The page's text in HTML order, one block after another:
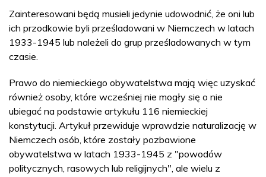
Zainteresowani będą musieli jedynie udowodnić, że oni lub
ich przodkowie byli prześladowani w Niemczech w latach
1933-1945 lub należeli do grup prześladowanych w tym
czasie.
Prawo do niemieckiego obywatelstwa mają więc uzyskać
również osoby, które wcześniej nie mogły się o nie
ubiegać na podstawie artykułu 116 niemieckiej
konstytucji. Artykuł przewiduje wprawdzie naturalizację w
Niemczech osób, które zostały pozbawione
obywatelstwa w latach 1933-1945 z "powodów
politycznych, rasowych lub religijnych", ale wielu z